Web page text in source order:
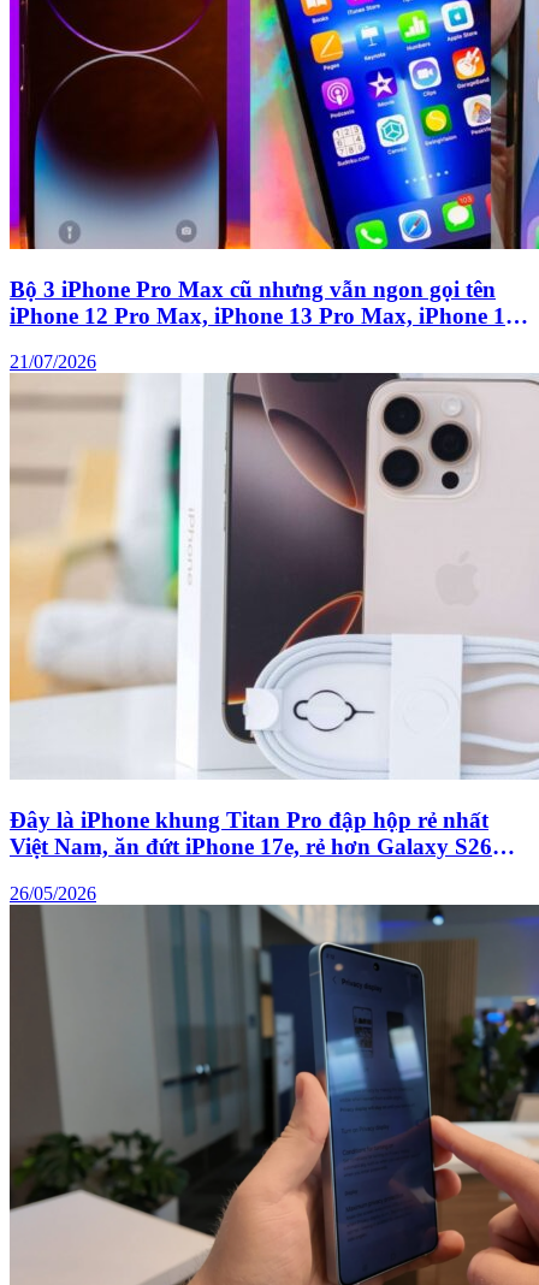
Bộ 3 iPhone Pro Max cũ nhưng vẫn ngon gọi tên
iPhone 12 Pro Max, iPhone 13 Pro Max, iPhone 14
21/07/2026
Đây là iPhone khung Titan Pro đập hộp rẻ nhất
Việt Nam, ăn đứt iPhone 17e, rẻ hơn Galaxy S26
26/05/2026